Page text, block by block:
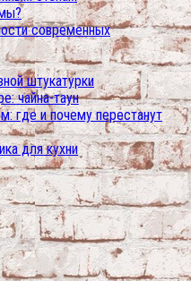
современных
штукатурки
чайна-таун
где и почему перестанут
для кухни